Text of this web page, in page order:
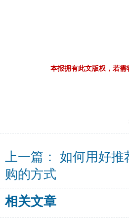
本报拥有此文版权，若
上一篇： 如何用好推
购的方式
相关文章